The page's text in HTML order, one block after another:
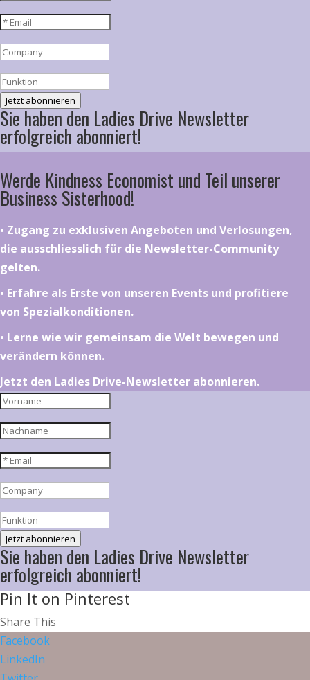
Jetzt abonnieren
Sie haben den Ladies Drive Newsletter
erfolgreich abonniert!
Werde Kindness Economist und Teil unserer
Business Sisterhood!
•⁠ ⁠⁠Zugang zu exklusiven Angeboten und Verlosungen,
die ausschliesslich für die Newsletter-Community
gelten.
•⁠ ⁠⁠Erfahre als Erste von unseren Events und profitiere
von Spezialkonditionen.
•⁠ ⁠⁠Lerne wie wir gemeinsam die Welt bewegen und
verändern können.
Jetzt den Ladies Drive-Newsletter abonnieren.
Jetzt abonnieren
Sie haben den Ladies Drive Newsletter
erfolgreich abonniert!
Pin It on Pinterest
Share This
Facebook
LinkedIn